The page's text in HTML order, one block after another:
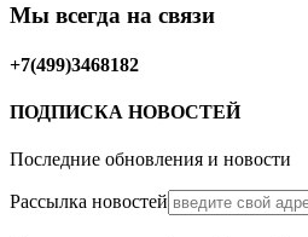
Мы всегда на связи
+7(499)3468182
ПОДПИСКА НОВОСТЕЙ
Последние обновления и новости
Рассылка новостей